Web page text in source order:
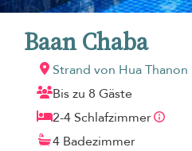
Baan Chaba
Strand von Hua Thanon
Bis zu 8 Gäste
2-4 Schlafzimmer
4 Badezimmer